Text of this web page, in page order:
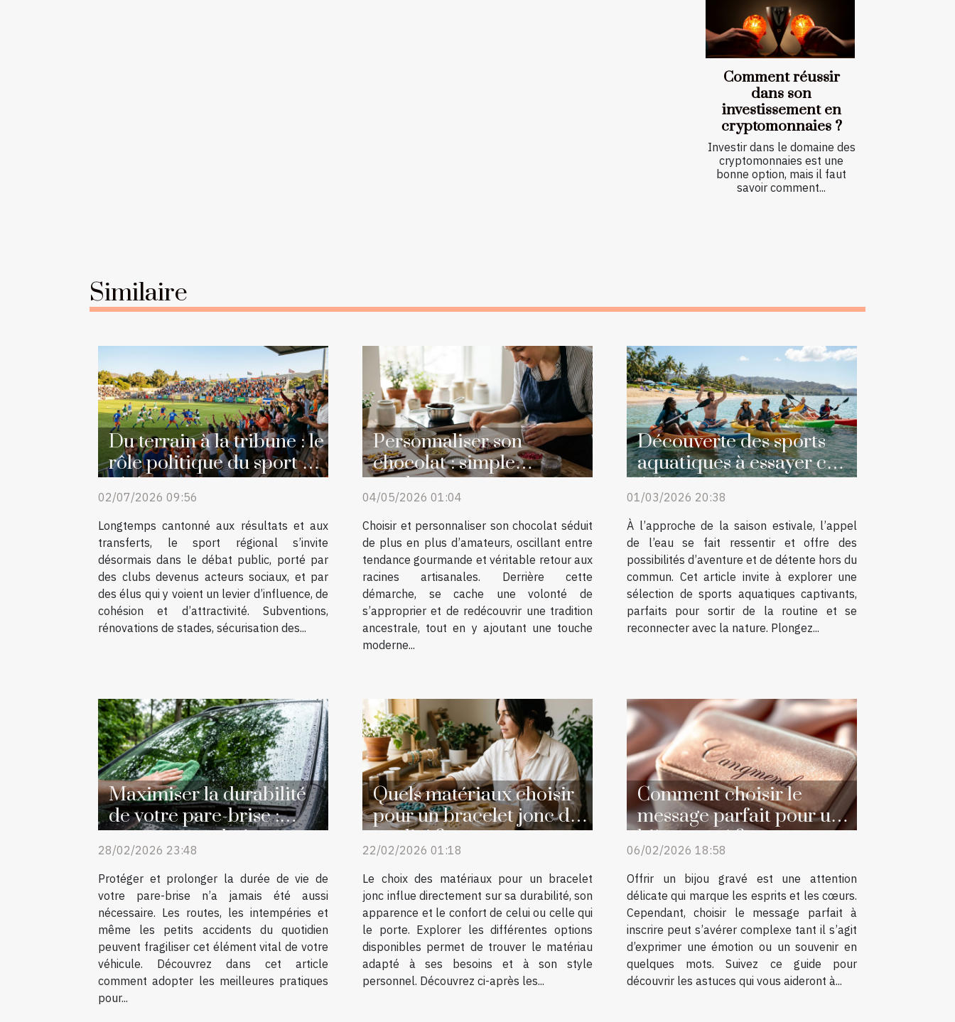
Comment réussir
dans son
investissement en
cryptomonnaies ?
Investir dans le domaine des
cryptomonnaies est une
bonne option, mais il faut
savoir comment...
Similaire
Du terrain à la tribune : le
rôle politique du sport en
région
02/07/2026 09:56
Longtemps cantonné aux résultats et aux
transferts, le sport régional s’invite
désormais dans le débat public, porté par
des clubs devenus acteurs sociaux, et par
des élus qui y voient un levier d’influence, de
cohésion et d’attractivité. Subventions,
rénovations de stades, sécurisation des...
Personnaliser son
chocolat : simple
tendance ou retour aux
sources ?
04/05/2026 01:04
Choisir et personnaliser son chocolat séduit
de plus en plus d’amateurs, oscillant entre
tendance gourmande et véritable retour aux
racines artisanales. Derrière cette
démarche, se cache une volonté de
s’approprier et de redécouvrir une tradition
ancestrale, tout en y ajoutant une touche
moderne...
Découverte des sports
aquatiques à essayer cet
été
01/03/2026 20:38
À l’approche de la saison estivale, l’appel
de l’eau se fait ressentir et offre des
possibilités d’aventure et de détente hors du
commun. Cet article invite à explorer une
sélection de sports aquatiques captivants,
parfaits pour sortir de la routine et se
reconnecter avec la nature. Plongez...
Maximiser la durabilité
de votre pare-brise :
astuces et techniques
28/02/2026 23:48
Protéger et prolonger la durée de vie de
votre pare-brise n’a jamais été aussi
nécessaire. Les routes, les intempéries et
même les petits accidents du quotidien
peuvent fragiliser cet élément vital de votre
véhicule. Découvrez dans cet article
comment adopter les meilleures pratiques
pour...
Quels matériaux choisir
pour un bracelet jonc de
qualité ?
22/02/2026 01:18
Le choix des matériaux pour un bracelet
jonc influe directement sur sa durabilité, son
apparence et le confort de celui ou celle qui
le porte. Explorer les différentes options
disponibles permet de trouver le matériau
adapté à ses besoins et à son style
personnel. Découvrez ci-après les...
Comment choisir le
message parfait pour un
bijou gravé ?
06/02/2026 18:58
Offrir un bijou gravé est une attention
délicate qui marque les esprits et les cœurs.
Cependant, choisir le message parfait à
inscrire peut s’avérer complexe tant il s’agit
d’exprimer une émotion ou un souvenir en
quelques mots. Suivez ce guide pour
découvrir les astuces qui vous aideront à...